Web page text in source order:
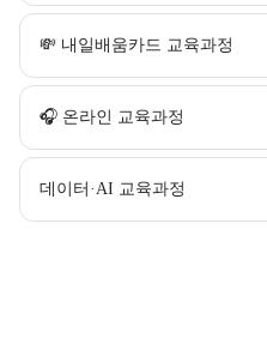
💸 내일배움카드 교육과정
🎧 온라인 교육과정
데이터·AI 교육과정